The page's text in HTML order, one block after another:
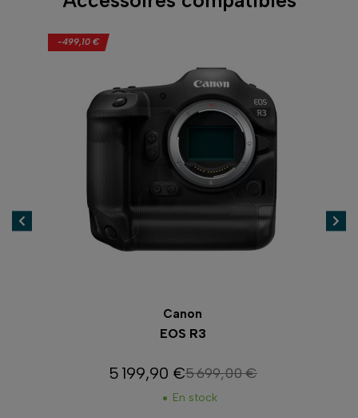
-499,10 €
Canon
EOS R3
Prix
5 199,90 €Prix de base
5 699,00 €
En stock